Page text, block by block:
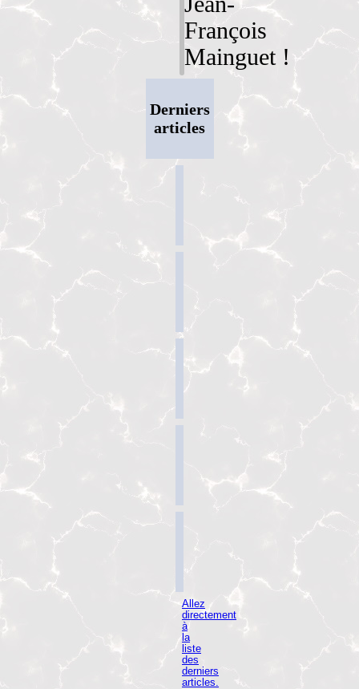
François
Mainguet !
Derniers
articles
Allez
directement
à
la
liste
des
derniers
articles.